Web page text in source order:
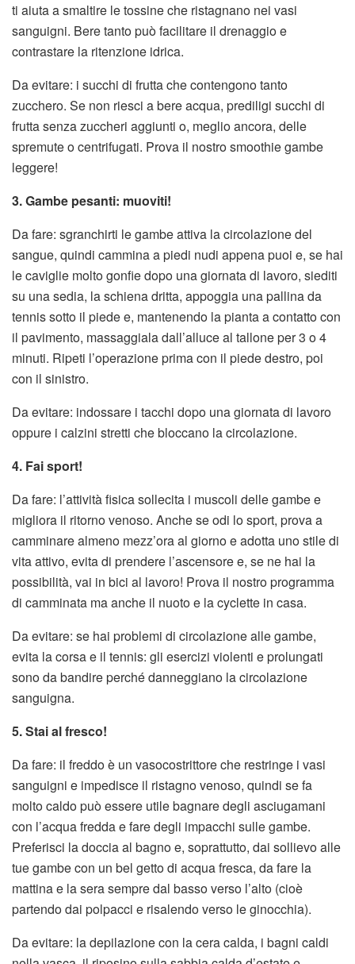
ti aiuta a smaltire le tossine che ristagnano nei vasi
sanguigni. Bere tanto può facilitare il drenaggio e
contrastare la ritenzione idrica.
Da evitare: i succhi di frutta che contengono tanto
zucchero. Se non riesci a bere acqua, prediligi succhi di
frutta senza zuccheri aggiunti o, meglio ancora, delle
spremute o centrifugati. Prova il nostro smoothie gambe
leggere!
3. Gambe pesanti: muoviti!
Da fare: sgranchirti le gambe attiva la circolazione del
sangue, quindi cammina a piedi nudi appena puoi e, se hai
le caviglie molto gonfie dopo una giornata di lavoro, siediti
su una sedia, la schiena dritta, appoggia una pallina da
tennis sotto il piede e, mantenendo la pianta a contatto con
il pavimento, massaggiala dall’alluce al tallone per 3 o 4
minuti. Ripeti l’operazione prima con il piede destro, poi
con il sinistro.
Da evitare: indossare i tacchi dopo una giornata di lavoro
oppure i calzini stretti che bloccano la circolazione.
4. Fai sport!
Da fare: l’attività fisica sollecita i muscoli delle gambe e
migliora il ritorno venoso. Anche se odi lo sport, prova a
camminare almeno mezz’ora al giorno e adotta uno stile di
vita attivo, evita di prendere l’ascensore e, se ne hai la
possibilità, vai in bici al lavoro! Prova il nostro programma
di camminata ma anche il nuoto e la cyclette in casa.
Da evitare: se hai problemi di circolazione alle gambe,
evita la corsa e il tennis: gli esercizi violenti e prolungati
sono da bandire perché danneggiano la circolazione
sanguigna.
5. Stai al fresco!
Da fare: il freddo è un vasocostrittore che restringe i vasi
sanguigni e impedisce il ristagno venoso, quindi se fa
molto caldo può essere utile bagnare degli asciugamani
con l’acqua fredda e fare degli impacchi sulle gambe.
Preferisci la doccia al bagno e, soprattutto, dai sollievo alle
tue gambe con un bel getto di acqua fresca, da fare la
mattina e la sera sempre dal basso verso l’alto (cioè
partendo dai polpacci e risalendo verso le ginocchia).
Da evitare: la depilazione con la cera calda, i bagni caldi